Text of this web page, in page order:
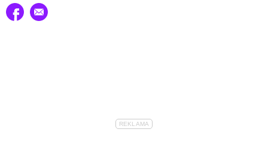
Udostępnij na facebook
E-mail do przyjaciela